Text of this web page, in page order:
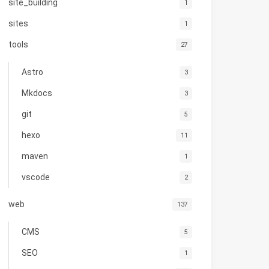
site_building 1
sites 1
tools 27
Astro 3
Mkdocs 3
git 5
hexo 11
maven 1
vscode 2
web 137
CMS 5
SEO 1